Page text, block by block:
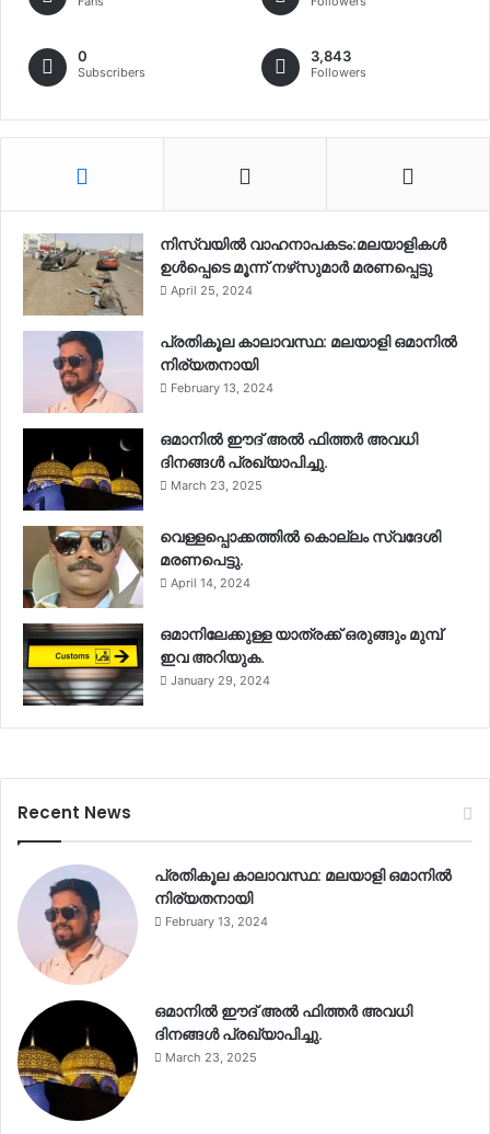
0
Subscribers
3,843
Followers
നിസ്‌വയിൽ വാഹനാപകടം:മലയാളികള്‍
ഉള്‍പ്പെടെ മൂന്ന് നഴ്‌സുമാര്‍ മരണപ്പെട്ടു
April 25, 2024
പ്രതികൂല കാലാവസ്ഥ: മലയാളി ഒമാനിൽ
നിര്യതനായി
February 13, 2024
ഒമാനിൽ ഈദ് അൽ ഫിത്തർ അവധി
ദിനങ്ങൾ പ്രഖ്യാപിച്ചു.
March 23, 2025
വെള്ളപ്പൊക്കത്തിൽ കൊല്ലം സ്വദേശി
മരണപെട്ടു.
April 14, 2024
ഒമാനിലേക്കുള്ള യാത്രക്ക് ഒരുങ്ങും മുമ്പ്
ഇവ അറിയുക.
January 29, 2024
Recent News
പ്രതികൂല കാലാവസ്ഥ: മലയാളി ഒമാനിൽ
നിര്യതനായി
February 13, 2024
ഒമാനിൽ ഈദ് അൽ ഫിത്തർ അവധി
ദിനങ്ങൾ പ്രഖ്യാപിച്ചു.
March 23, 2025